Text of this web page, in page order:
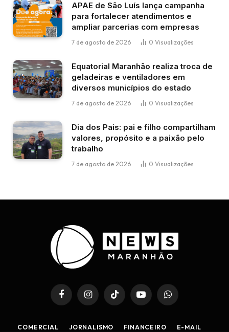
APAE de São Luís lança campanha
para fortalecer atendimentos e
ampliar parcerias com empresas
7 de agosto de 2026 0 Visualizações
Equatorial Maranhão realiza troca de
geladeiras e ventiladores em
diversos municípios do estado
7 de agosto de 2026 0 Visualizações
Dia dos Pais: pai e filho compartilham
valores, propósito e a paixão pelo
trabalho
7 de agosto de 2026 0 Visualizações
FacebookInstagramTikTok YouTubeWhatsApp
COMERCIAL JORNALISMO FINANCEIRO E-MAIL